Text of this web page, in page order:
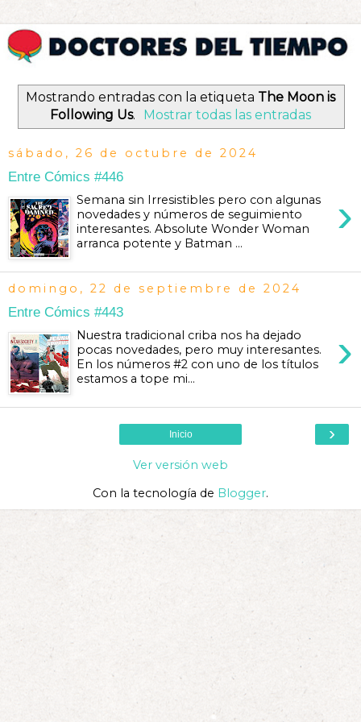
Mostrando entradas con la etiqueta The Moon is
Following Us. Mostrar todas las entradas
sábado, 26 de octubre de 2024
Entre Cómics #446
›
Semana sin Irresistibles pero con algunas
novedades y números de seguimiento
interesantes. Absolute Wonder Woman
arranca potente y Batman ...
domingo, 22 de septiembre de 2024
Entre Cómics #443
›
Nuestra tradicional criba nos ha dejado
pocas novedades, pero muy interesantes.
En los números #2 con uno de los títulos
estamos a tope mi...
›
Inicio
Ver versión web
Con la tecnología de Blogger.